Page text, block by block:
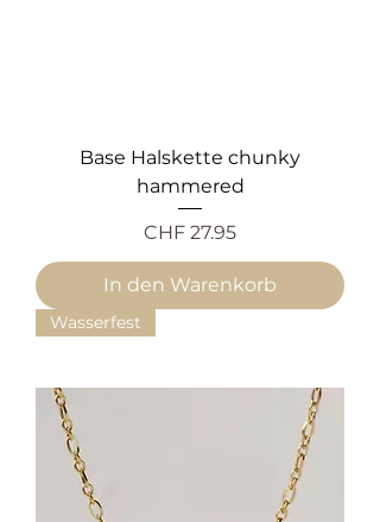
Base Halskette chunky
hammered
Preis
CHF 27.95
In den Warenkorb
Wasserfest